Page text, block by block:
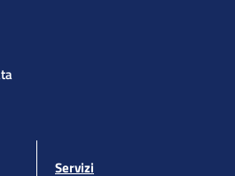
Servizi